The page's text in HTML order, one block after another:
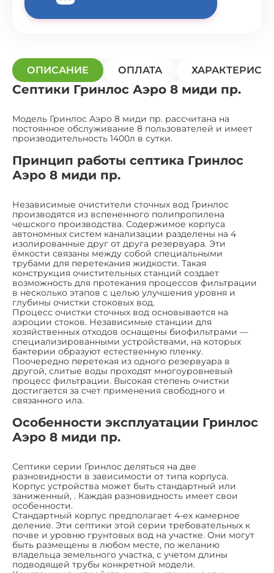
ОПИСАНИЕ ОПЛАТА
Септики Гринлос Аэро 8 миди пр.
Модель Гринлос Аэро 8 миди пр. рассчитана на
постоянное обслуживание 8 пользователей и имеет
производительность 1400л в сутки.
Принцип работы септика Гринлос
Аэро 8 миди пр.
Независимые очистители сточных вод Гринлос
производятся из вспененного полипропилена
чешского производства. Содержимое корпуса
автономных систем канализации разделены на 4
изолированные друг от друга резервуара. Эти
ёмкости связаны между собой специальными
трубами для перетекания жидкости. Такая
конструкция очистительных станций создает
возможность для протекания процессов фильтрации
в несколько этапов с целью улучшения уровня и
глубины очистки стоковых вод.
Процесс очистки сточных вод основывается на
аэроции стоков. Независимые станции для
хозяйственных отходов оснащены биофильтрами —
специализированными устройствами, на которых
бактерии образуют естественную пленку.
Поочередно перетекая из одного резервуара в
другой, слитые воды проходят многоуровневый
процесс фильтрации. Высокая степень очистки
достигается за счет применения свободного и
связанного ила.
Особенности эксплуатации Гринлос
Аэро 8 миди пр.
Септики серии Гринлос деляться на две
разновидности в зависимости от типа корпуса.
Корпус устройства может быть стандартный или
заниженный, . Каждая разновидность имеет свои
особенности.
Стандартный корпус предполагает 4-ех камерное
деление. Эти септики этой серии требовательных к
почве и уровню грунтовых вод на участке. Они могут
быть размещены в любом месте, по желанию
владельца земельного участка, с учетом длины
подводящей трубы конкретной модели.